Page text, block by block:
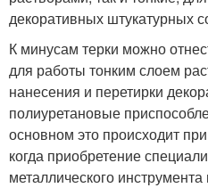
декоративных штукатурных
К минусам терки можно
для работы тонким слоем
нанесения и перетирки
полиуретановые
основном это происходит
когда приобретение
металлического